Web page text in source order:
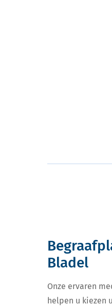
Bladel
Onze ervaren
helpen u kiezen